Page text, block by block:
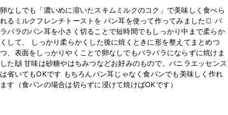
卵なしでも「濃いめに溶いたスキムミルクのコク」で美味しく食べら
れるミルクフレンチトーストを パン耳を使って作ってみました🍞 バ
ラバラのパン耳を小さく切ることで短時間でもしっかり中まで柔らか
くして、 しっかり柔らかくした後に焼くときに形を整えてまとめつ
つ、表面をしっかりやくことで卵なしでもバラバラにならずに焼けま
した🙌 甘味は砂糖やはちみつなどお好みのもので、バニラエッセンス
は省いてもOKです もちろんパン耳じゃなく食パンでも美味しく作れ
ます（食パンの場合は切らずに浸けて焼けばOKです）